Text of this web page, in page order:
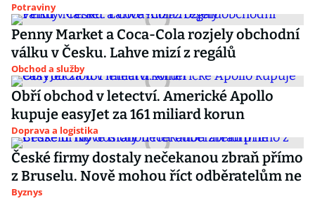
Potraviny
Penny Market a Coca-Cola rozjely obchodní
válku v Česku. Lahve mizí z regálů
Obchod a služby
Obří obchod v letectví. Americké Apollo
kupuje easyJet za 161 miliard korun
Doprava a logistika
České firmy dostaly nečekanou zbraň přímo
z Bruselu. Nově mohou říct odběratelům ne
Byznys